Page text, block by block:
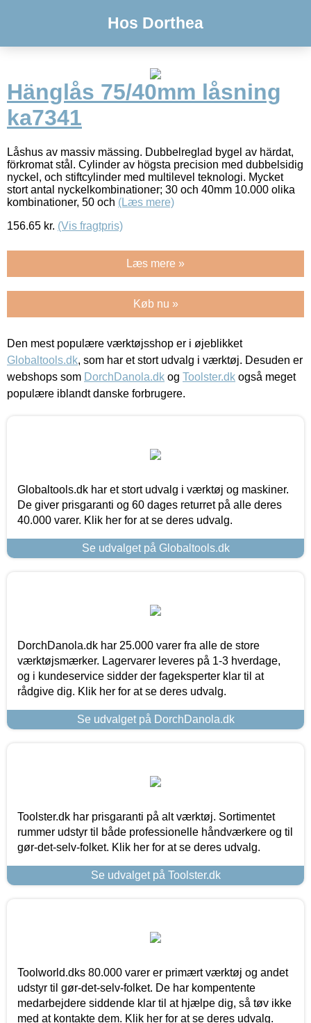
Hos Dorthea
Hänglås 75/40mm låsning
ka7341
Låshus av massiv mässing. Dubbelreglad bygel av härdat,
förkromat stål. Cylinder av högsta precision med dubbelsidig
nyckel, och stiftcylinder med multilevel teknologi. Mycket
stort antal nyckelkombinationer; 30 och 40mm 10.000 olika
kombinationer, 50 och (Læs mere)
156.65 kr. (Vis fragtpris)
Læs mere »
Køb nu »
Den mest populære værktøjsshop er i øjeblikket
Globaltools.dk, som har et stort udvalg i værktøj. Desuden er
webshops som DorchDanola.dk og Toolster.dk også meget
populære iblandt danske forbrugere.
Globaltools.dk har et stort udvalg i værktøj og maskiner.
De giver prisgaranti og 60 dages returret på alle deres
40.000 varer. Klik her for at se deres udvalg.
Se udvalget på Globaltools.dk
DorchDanola.dk har 25.000 varer fra alle de store
værktøjsmærker. Lagervarer leveres på 1-3 hverdage,
og i kundeservice sidder der fageksperter klar til at
rådgive dig. Klik her for at se deres udvalg.
Se udvalget på DorchDanola.dk
Toolster.dk har prisgaranti på alt værktøj. Sortimentet
rummer udstyr til både professionelle håndværkere og til
gør-det-selv-folket. Klik her for at se deres udvalg.
Se udvalget på Toolster.dk
Toolworld.dks 80.000 varer er primært værktøj og andet
udstyr til gør-det-selv-folket. De har kompentente
medarbejdere siddende klar til at hjælpe dig, så tøv ikke
med at kontakte dem. Klik her for at se deres udvalg.